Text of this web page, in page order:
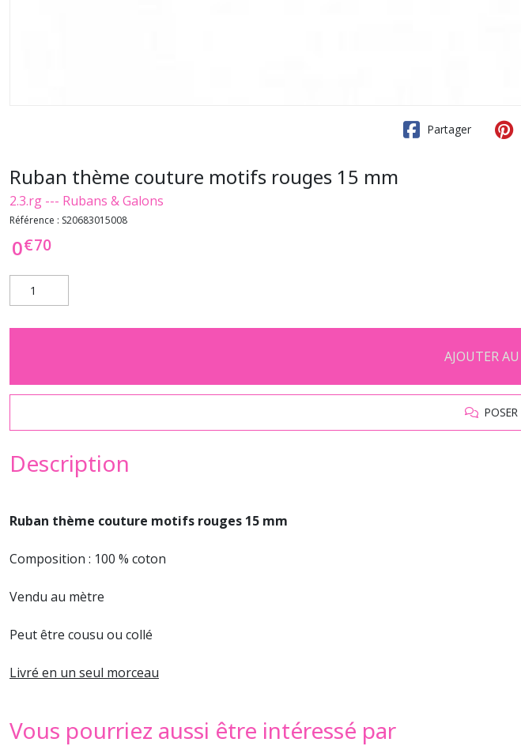
Partager
Ruban thème couture motifs rouges 15 mm
2.3.rg --- Rubans & Galons
Référence : S20683015008
0€70
AJOUTER
POSER
Description
Ruban thème couture motifs rouges 15 mm
Composition : 100 % coton
Vendu au mètre
Peut être cousu ou collé
Livré en un seul morceau
Vous pourriez aussi être intéressé par